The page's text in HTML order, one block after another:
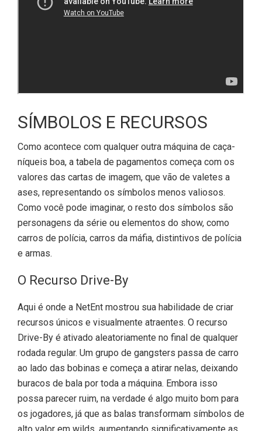
SÍMBOLOS E RECURSOS
Como acontece com qualquer outra máquina de caça-
níqueis boa, a tabela de pagamentos começa com os
valores das cartas de imagem, que vão de valetes a
ases, representando os símbolos menos valiosos.
Como você pode imaginar, o resto dos símbolos são
personagens da série ou elementos do show, como
carros de polícia, carros da máfia, distintivos de polícia
e armas.
O Recurso Drive-By
Aqui é onde a NetEnt mostrou sua habilidade de criar
recursos únicos e visualmente atraentes. O recurso
Drive-By é ativado aleatoriamente no final de qualquer
rodada regular. Um grupo de gangsters passa de carro
ao lado das bobinas e começa a atirar nelas, deixando
buracos de bala por toda a máquina. Embora isso
possa parecer ruim, na verdade é algo muito bom para
os jogadores, já que as balas transformam símbolos de